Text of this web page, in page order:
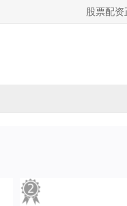
股票配